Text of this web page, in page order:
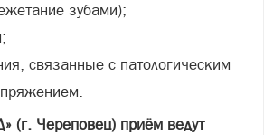
зубами);
связанные с патологическим
(г. Череповец) приём ведут